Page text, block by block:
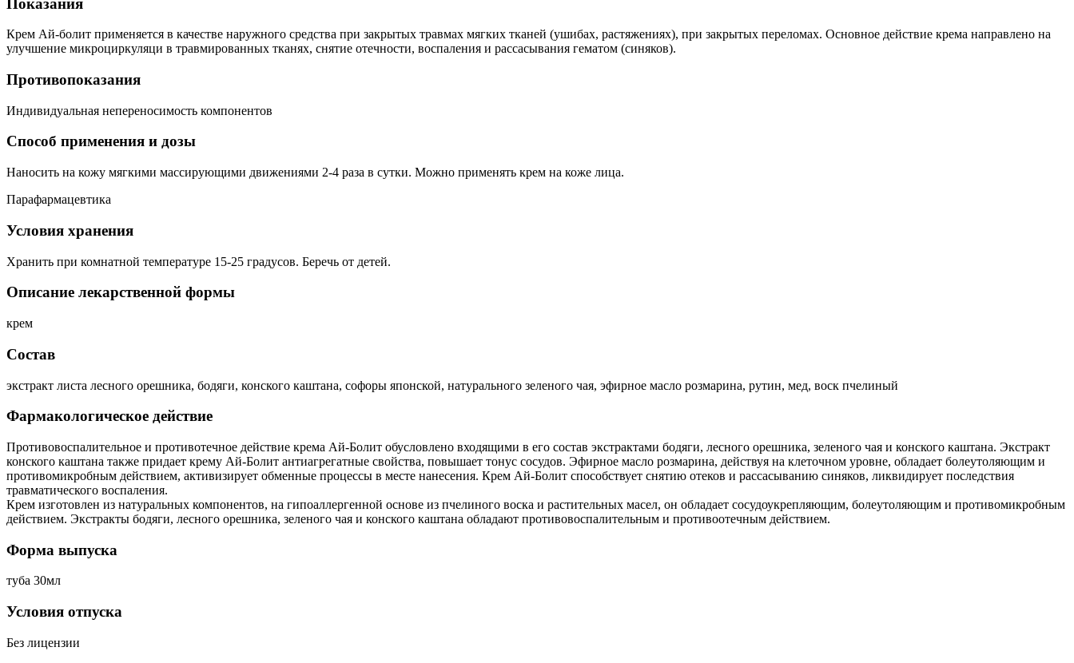
Крем Ай-болит применяется в качестве наружного средства при закрытых травмах мягких тканей (ушибах, растяжениях), при закрытых переломах. Основное действие крема направлено на
улучшение микроциркуляци в травмированных тканях, снятие отечности, воспаления и рассасывания гематом (синяков).
Противопоказания
Индивидуальная непереносимость компонентов
Способ применения и дозы
Наносить на кожу мягкими массирующими движениями 2-4 раза в сутки. Можно применять крем на коже лица.
Парафармацевтика
Условия хранения
Хранить при комнатной температуре 15-25 градусов. Беречь от детей.
Описание лекарственной формы
крем
Состав
экстракт листа лесного орешника, бодяги, конского каштана, софоры японской, натурального зеленого чая, эфирное масло розмарина, рутин, мед, воск пчелиный
Фармакологическое действие
Противовоспалительное и противотечное действие крема Ай-Болит обусловлено входящими в его состав экстрактами бодяги, лесного орешника, зеленого чая и конского каштана. Экстракт
конского каштана также придает крему Ай-Болит антиагрегатные свойства, повышает тонус сосудов. Эфирное масло розмарина, действуя на клеточном уровне, обладает болеутоляющим и
противомикробным действием, активизирует обменные процессы в месте нанесения. Крем Ай-Болит способствует снятию отеков и рассасыванию синяков, ликвидирует последствия
травматического воспаления.
Крем изготовлен из натуральных компонентов, на гипоаллергенной основе из пчелиного воска и растительных масел, он обладает сосудоукрепляющим, болеутоляющим и противомикробным
действием. Экстракты бодяги, лесного орешника, зеленого чая и конского каштана обладают противовоспалительным и противоотечным действием.
Форма выпуска
туба 30мл
Условия отпуска
Без лицензии